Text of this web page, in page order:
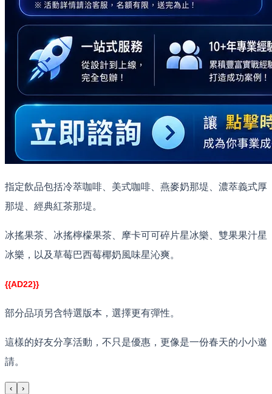
指定飲品包括冷萃咖啡、美式咖啡、燕麥奶那堤、濃萃義式厚
那堤、經典紅茶那堤。
冰搖果茶、冰搖檸檬果茶、摩卡可可碎片星冰樂、雙果果汁星
冰樂，以及草莓巴西莓椰奶風味星沁爽。
{{AD22}}
部分品項另含特選版本，選擇更有彈性。
這樣的好友分享活動，不只是優惠，更像是一份春天的小小邀
請。
‹ ›